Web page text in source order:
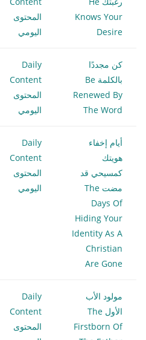
Knows Your
Desire
المحتوى
اليومي
كن مجددًا
بالكلمة Be
Renewed By
The Word
Daily
Content
المحتوى
اليومي
أيام إخفاء
هويتك
كمسيحي قد
مضت The
Days Of
Hiding Your
Identity As A
Christian
Are Gone
Daily
Content
المحتوى
اليومي
مولود الأب
الأول The
Firstborn Of
Daily
Content
المحتوى